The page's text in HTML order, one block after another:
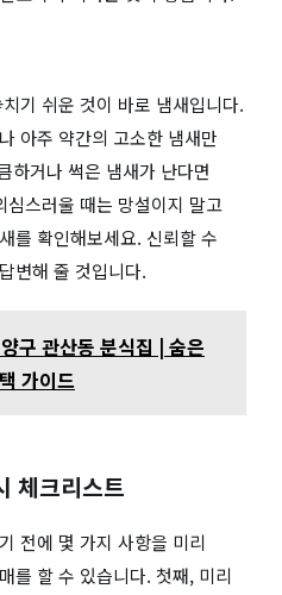
기 쉬운 것이 바로 냄새입니다.
아주 약간의 고소한 냄새만
하거나 썩은 냄새가 난다면
스러울 때는 망설이지 말고
를 확인해보세요. 신뢰할 수
변해 줄 것입니다.
구 관산동 분식집 | 숨은
가이드
체크리스트
전에 몇 가지 사항을 미리
를 할 수 있습니다. 첫째, 미리